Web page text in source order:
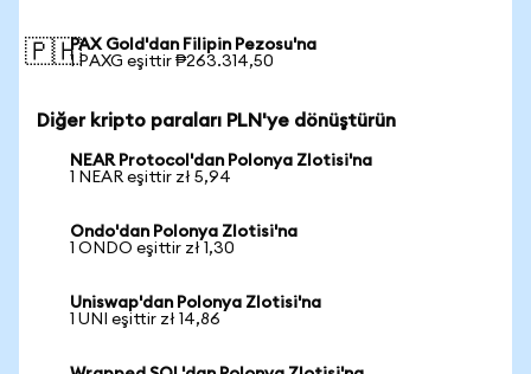
🇵🇭PAX Gold'dan Filipin Pezosu'na
1 PAXG eşittir ₱263.314,50
Diğer kripto paraları PLN'ye dönüştürün
NEAR Protocol'dan Polonya Zlotisi'na
1 NEAR eşittir zł 5,94
Ondo'dan Polonya Zlotisi'na
1 ONDO eşittir zł 1,30
Uniswap'dan Polonya Zlotisi'na
1 UNI eşittir zł 14,86